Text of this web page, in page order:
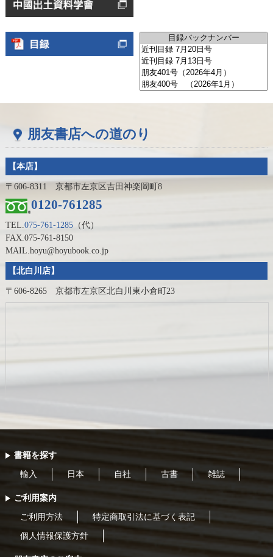
朋友書店への道のり
【本店】
〒606-8311 京都市左京区吉田神楽岡町8
0120-761285
TEL.075-761-1285（代）
FAX.075-761-8150
MAIL.hoyu@hoyubook.co.jp
【北白川店】
〒606-8265 京都市左京区北白川東小倉町23
書籍を探す
輸入 日本 自社 古書 雑誌
ご利用案内
ご利用方法 特定商取引法に基づく表記
個人情報保護方針